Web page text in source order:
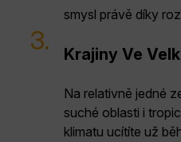
smysl právě díky
3. Krajiny Ve
Na relativně jedné
suché oblasti i
klimatu ucítíte už